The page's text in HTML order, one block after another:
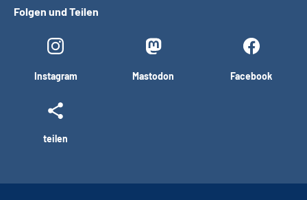
Folgen und Teilen
Instagram Mastodon Facebook
teilen